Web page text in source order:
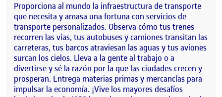
Proporciona al mundo la infraestructura de transporte
que necesita y amasa una fortuna con servicios de
transporte personalizados. Observa cómo tus trenes
recorren las vías, tus autobuses y camiones transitan las
carreteras, tus barcos atraviesan las aguas y tus aviones
surcan los cielos. Lleva a la gente al trabajo o a
divertirse y sé la razón por la que las ciudades crecen y
prosperan. Entrega materias primas y mercancías para
impulsar la economía. ¡Vive los mayores desafíos